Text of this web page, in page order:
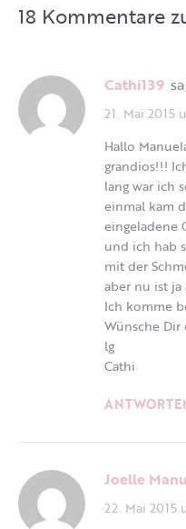
18 Kommentare
cathi139
21. Mai 2015
Hallo
grandios!!!
lang war ich
einmal kam
eingeladene
und ich hab
mit der
aber nu ist ja
Ich komme
Wünsche
lg
Cathi
Joelle
22. Mai 2015